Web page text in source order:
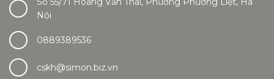
Nội
0889389536
cskh@simon.biz.vn